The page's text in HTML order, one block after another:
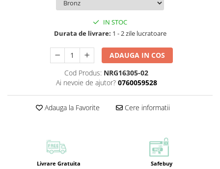
IN STOC
Durata de livrare: 1 - 2 zile lucratoare
ADAUGA IN COS
Cod Produs: NRG16305-02
Ai nevoie de ajutor? 0760059528
Adauga la Favorite Cere informatii
Livrare Gratuita Safebuy